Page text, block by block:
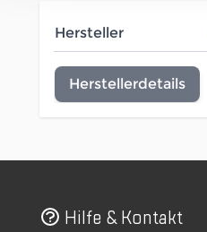
Hersteller
Herstellerdetails
Hilfe & Kontakt